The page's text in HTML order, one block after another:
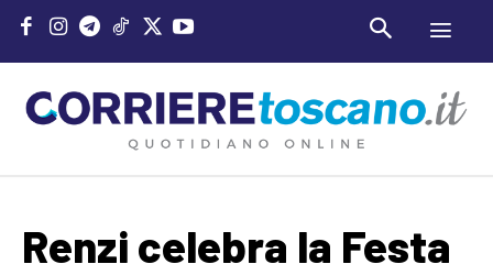
Renzi celebra la Festa